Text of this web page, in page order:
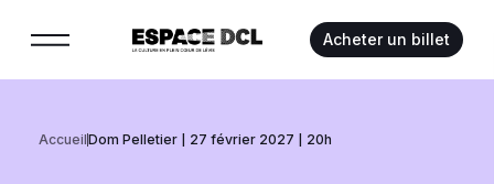
Acheter un billet
Suivez-nous :
AccueilDom Pelletier | 27 février 2027 | 20h